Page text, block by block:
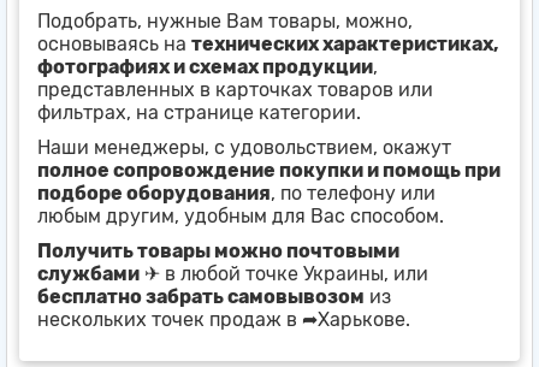
Подобрать, нужные Вам товары, можно,
основываясь на технических характеристиках,
фотографиях и схемах продукции,
представленных в карточках товаров или
фильтрах, на странице категории.
Наши менеджеры, с удовольствием, окажут
полное сопровождение покупки и помощь при
подборе оборудования, по телефону или
любым другим, удобным для Вас способом.
Получить товары можно почтовыми
службами ✈ в любой точке Украины, или
бесплатно забрать самовывозом из
нескольких точек продаж в ➦Харькове.